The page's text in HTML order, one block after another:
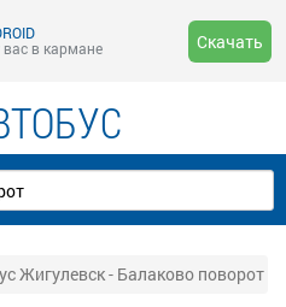
в кармане
Скачать
Жигулевск - Балаково поворот